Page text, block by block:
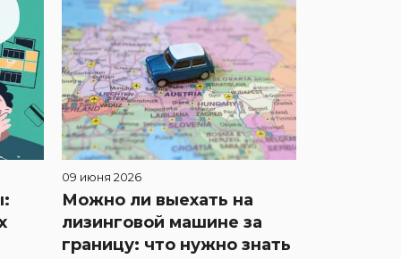
09 июня 2026
Можно ли выехать на
лизинговой машине за
границу: что нужно знать